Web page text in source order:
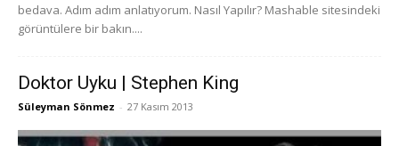
bedava. Adım adım anlatıyorum. Nasıl Yapılır? Mashable sitesindeki
görüntülere bir bakın....
Doktor Uyku | Stephen King
Süleyman Sönmez - 27 Kasım 2013